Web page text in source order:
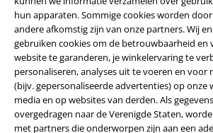
hun apparaten. Sommige cookies worden
andere afkomstig zijn van onze partners. Wij
gebruiken cookies om de betrouwbaarheid en
website te garanderen, je winkelervaring te
personaliseren, analyses uit te voeren en voor
(bijv. gepersonaliseerde advertenties) op onze
media en op websites van derden. Als
overgedragen naar de Verenigde Staten,
met partners die onderworpen zijn aan een
Legal